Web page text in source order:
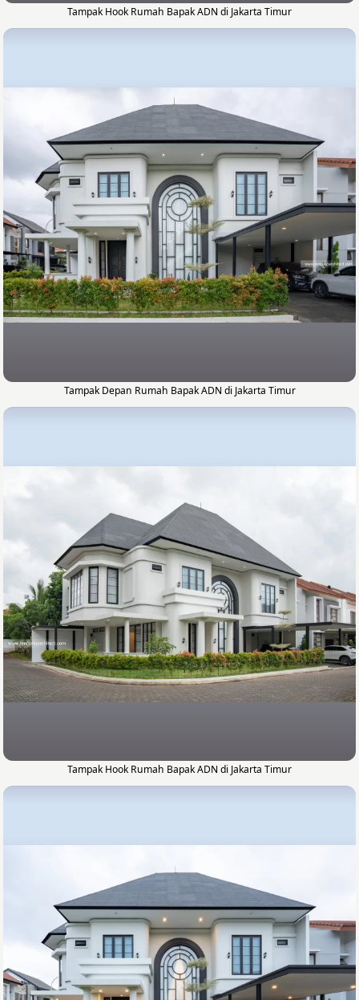
Tampak Hook Rumah Bapak ADN di Jakarta Timur
Tampak Depan Rumah Bapak ADN di Jakarta Timur
Tampak Hook Rumah Bapak ADN di Jakarta Timur